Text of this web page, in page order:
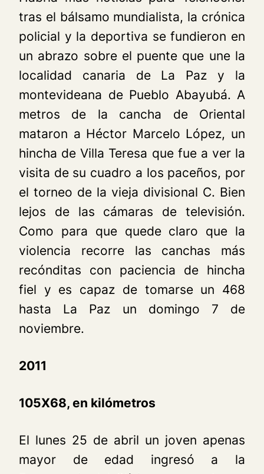
tras el bálsamo mundialista, la crónica
policial y la deportiva se fundieron en
un abrazo sobre el puente que une la
localidad canaria de La Paz y la
montevideana de Pueblo Abayubá. A
metros de la cancha de Oriental
mataron a Héctor Marcelo López, un
hincha de Villa Teresa que fue a ver la
visita de su cuadro a los paceños, por
el torneo de la vieja divisional C. Bien
lejos de las cámaras de televisión.
Como para que quede claro que la
violencia recorre las canchas más
recónditas con paciencia de hincha
fiel y es capaz de tomarse un 468
hasta La Paz un domingo 7 de
noviembre.
2011
105X68, en kilómetros
El lunes 25 de abril un joven apenas
mayor de edad ingresó a la